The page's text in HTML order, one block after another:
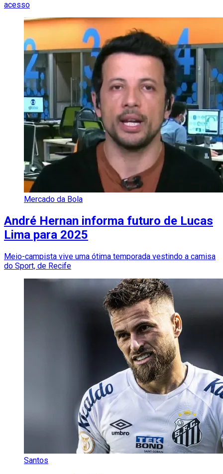
acesso
Mercado da Bola
André Hernan informa futuro de Lucas
Lima para 2025
Meio-campista vive uma ótima temporada vestindo a camisa
do Sport, de Recife
Santos